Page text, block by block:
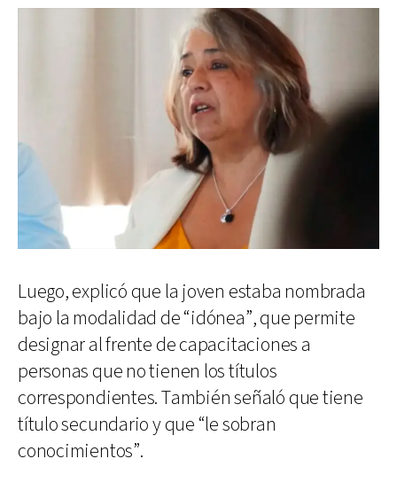
Luego, explicó que la joven estaba nombrada
bajo la modalidad de “idónea”, que permite
designar al frente de capacitaciones a
personas que no tienen los títulos
correspondientes. También señaló que tiene
título secundario y que “le sobran
conocimientos”.